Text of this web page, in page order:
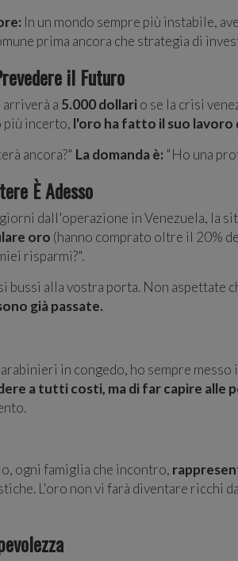
In un mondo sempre più instabile,
prima ancora che strategia di
il Futuro
a 5.000 dollari o se la crisi
più incerto, l'oro ha fatto il suo lavoro
ancora?" La domanda è: "Ho una
È Adesso
dall'operazione in Venezuela, la
oro (hanno comprato oltre il 20%
risparmi?".
bussi alla vostra porta. Non
già passate.
in congedo, ho sempre
a tutti costi, ma di far capire
ogni famiglia che incontro,
L'oro non vi farà diventare ricchi